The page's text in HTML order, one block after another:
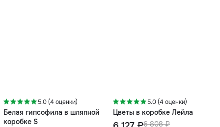
5.0 (4 оценки)
Белая гипсофила в шляпной
коробке S
5.0 (4 оценки)
Цветы в коробке Лейла
6 808 ₽